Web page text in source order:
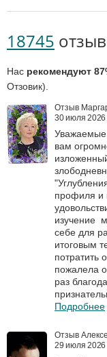
18745
Нас рекомендуют
Отзовик).
Отзыв
30 июля 2026
Уважаемые
вам
профиля и
изучение
себе для
итоговым
потратить
пожалела
раз
Подробнее
Отзыв
29 июля 2026